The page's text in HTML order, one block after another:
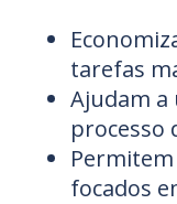
tarefas
Ajudam a
processo
focados